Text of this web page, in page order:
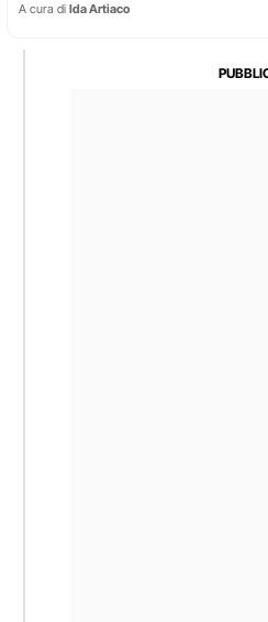
A cura di Ida Artiaco